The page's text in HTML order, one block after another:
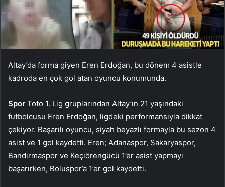
Altay’da forma giyen Eren Erdoğan, bu dönem 4 asistle
kadroda en çok gol atan oyuncu konumunda.
Spor Toto 1. Lig gruplarından Altay’ın 21 yaşındaki
futbolcusu Eren Erdoğan, ligdeki performansıyla dikkat
çekiyor. Başarılı oyuncu, siyah beyazlı formayla bu sezon 4
asist ve 1 gol kaydetti. Eren; Adanaspor, Sakaryaspor,
Bandırmaspor ve Keçiörengücü 1’er asist yapmayı
başarırken, Boluspor’a 1’er gol kaydetti.